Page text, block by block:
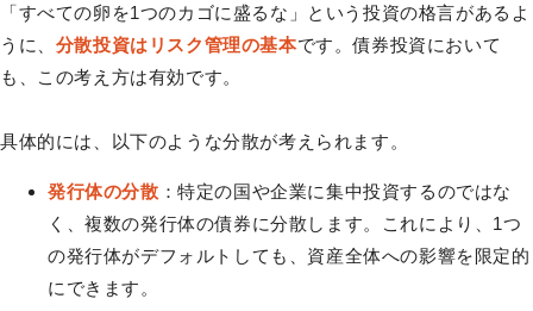
「すべての卵を1つのカゴに盛るな」という投資の格言があるよ
うに、 分散投資はリスク管理の基本です。債券投資において
も、この考え方は有効です。
具体的には、以下のような分散が考えられます。
発行体の分散 ：特定の国や企業に集中投資するのではな
く、複数の発行体の債券に分散します。これにより、1つ
の発行体がデフォルトしても、資産全体への影響を限定的
にできます。